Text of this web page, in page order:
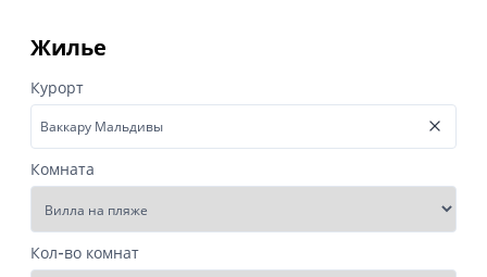
Жилье
Курорт
Комната
Кол-во комнат